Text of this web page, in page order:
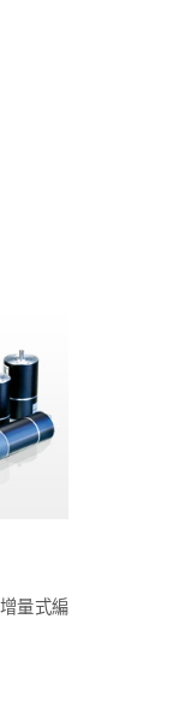
量式編